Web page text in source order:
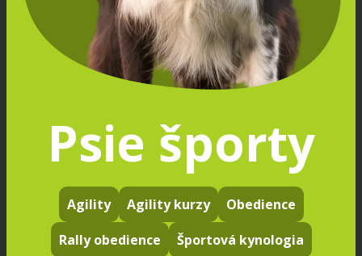
Psie športy
Agility Agility kurzy
Obedience
Rally obedience
Športová kynologia